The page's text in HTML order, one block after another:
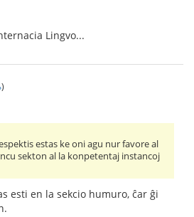
Lingvo...
)
estas ke oni agu nur favore al
sekton al la konpetentaj instancoj
esti en la sekcio humuro, ĉar ĝi